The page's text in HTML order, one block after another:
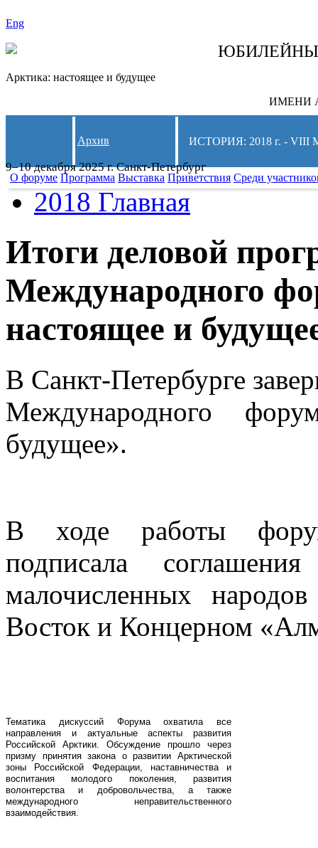
Eng
Арктика: настоящее и будущее
ИМЕНИ
9–10 декабря 2025 г. Санкт-Петербург
Архив ИСТОРИЯ: 2018 г. -
О форуме Программа Выставка Приветствия Среди
2018 Главная
Итоги деловой
Международного
настоящее и
В Санкт-Петербурге
Международного
будущее».
В ходе работы
подписала
малочисленных
Восток и Концерном
Тематика дискуссий Форума охватила все
направления и актуальные аспекты развития
Российской Арктики. Обсуждение прошло через
призму принятия закона о развитии Арктической
зоны Российской Федерации, наставничества и
воспитания молодого поколения, развития
волонтерства и добровольчества, а также
международного неправительственного
взаимодействия.